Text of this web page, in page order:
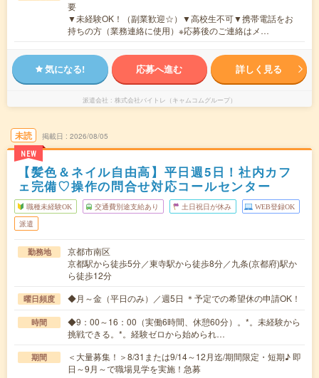
要
▼未経験OK！（副業歓迎☆）▼高校生不可▼携帯電話をお
持ちの方（業務連絡に使用）※応募後のご連絡はメ…
気になる! 応募へ進む 詳しく見る
派遣会社 株式会社バイトレ（キャムコムグループ）
未読
NEW
掲載日 2026/08/05
【髪色＆ネイル自由高】平日週5日！社内カフ
ェ完備♡操作の問合せ対応コールセンター
職種未経験OK 交通費別途支給あり 土日祝日が休み WEB登録OK
派遣
勤務地
京都市南区
京都駅から徒歩5分／東寺駅から徒歩8分／九条(京都府)駅か
ら徒歩12分
曜日頻度 ◆月～金（平日のみ）／週5日 ＊予定での希望休の申請OK！
時間
◆9：00～16：00（実働6時間、休憩60分）。*。未経験から
挑戦できる。*。経験ゼロから始められ…
期間
＜大量募集！＞8/31または9/14～12月迄/期間限定・短期♪ 即
日～9月～で職場見学を実施！急募